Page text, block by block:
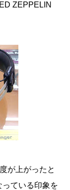
ZEPPELIN
が上がったと
っている印象を